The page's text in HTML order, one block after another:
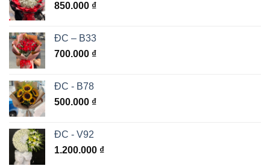
850.000 ₫
ĐC – B33
700.000 ₫
ĐC - B78
500.000 ₫
ĐC - V92
1.200.000 ₫